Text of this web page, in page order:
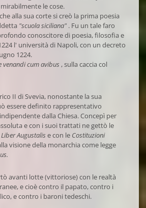
le cose.
alla sua corte si creò la prima poesia
"scuola siciliana" . Fu un tale faro
conoscitore di poesia, filosofia e
l' università di Napoli, con un decreto
1224.
venandi cum avibus , sulla caccia col
II di Svevia, nonostante la sua
essere definito rappresentativo
dalla Chiesa. Concepì per
e con i suoi trattati ne gettò le
Liber Augustalis e con le Costituzioni
visione della monarchia come legge
avanti lotte (vittoriose) con le realtà
e cioè contro il papato, contro i
e contro i baroni tedeschi.